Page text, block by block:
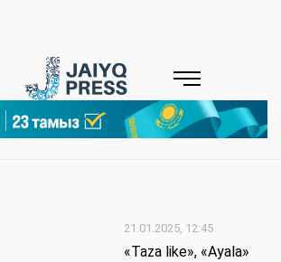
21.01.2025, 12:45
«Taza like», «Ayala»